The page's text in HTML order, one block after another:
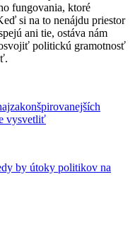
fungovania, ktoré
si na to nenájdu priestor
ani tie, ostáva nám
politickú gramotnosť
vysvetliť
by útoky politikov na